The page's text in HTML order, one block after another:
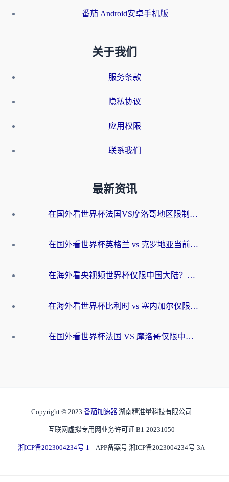
番茄 Android安卓手机版
关于我们
服务条款
隐私协议
应用权限
联系我们
最新资讯
在国外看世界杯法国VS摩洛哥地区限制？这篇指南让你流畅看中文解说无压力
在国外看世界杯英格兰 vs 克罗地亚当前地区不可播放？这篇指南帮你搞定所有海外观赛难题
在海外看央视频世界杯仅限中国大陆？这篇指南帮你解锁中文解说+无卡顿直播
在海外看世界杯比利时 vs 塞内加尔仅限中国大陆？我找到了最流畅的中文解说之路
在国外看世界杯法国 VS 摩洛哥仅限中国大陆？海外党这样看中文解说赛事不卡顿
Copyright © 2023 番茄加速器 湖南精准量科技有限公司
互联网虚拟专用网业务许可证 B1-20231050
湘ICP备2023004234号-1 APP备案号 湘ICP备2023004234号-3A